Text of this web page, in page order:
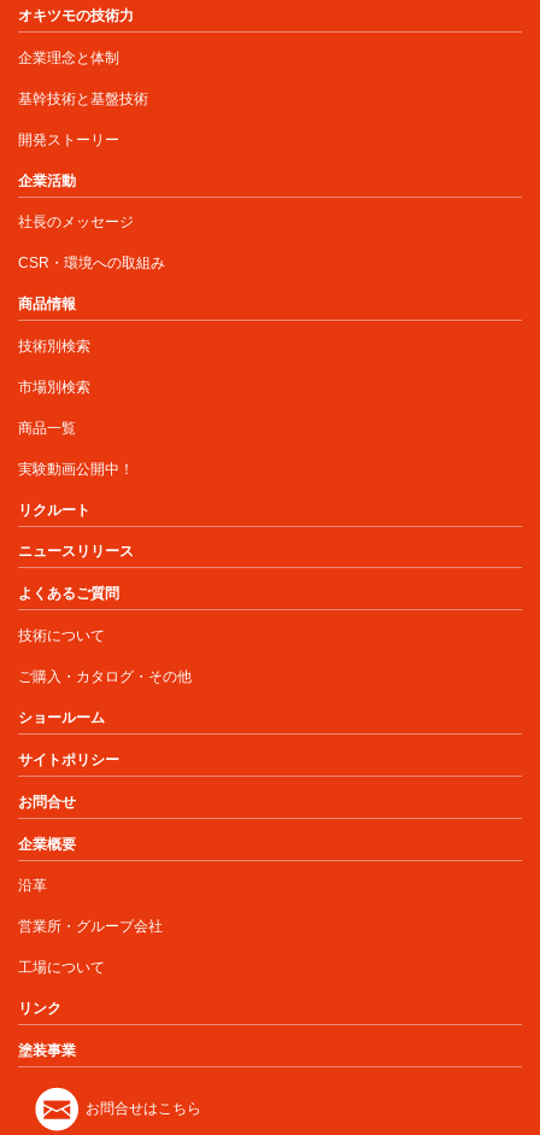
オキツモの技術力
企業理念と体制
基幹技術と基盤技術
開発ストーリー
企業活動
社長のメッセージ
CSR・環境への取組み
商品情報
技術別検索
市場別検索
商品一覧
実験動画公開中！
リクルート
ニュースリリース
よくあるご質問
技術について
ご購入・カタログ・その他
ショールーム
サイトポリシー
お問合せ
企業概要
沿革
営業所・グループ会社
工場について
リンク
塗装事業
お問合せはこちら